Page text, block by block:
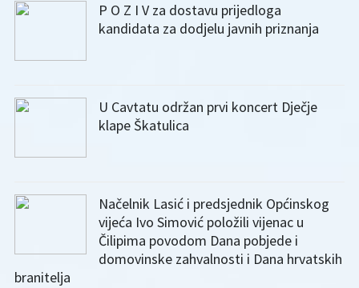
P O Z I V za dostavu prijedloga
kandidata za dodjelu javnih priznanja
U Cavtatu održan prvi koncert Dječje
klape Škatulica
Načelnik Lasić i predsjednik Općinskog
vijeća Ivo Simović položili vijenac u
Čilipima povodom Dana pobjede i
domovinske zahvalnosti i Dana hrvatskih
branitelja